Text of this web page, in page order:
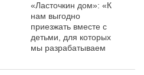
«Ласточкин дом»: «К
нам выгодно
приезжать вместе с
детьми, для которых
мы разрабатываем
программу